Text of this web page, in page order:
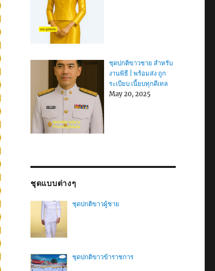
ชุดปกติขาวชาย สำหรับ
งานพิธี | พร้อมส่ง ถูก
ระเบียบ เนี้ยบทุกดีเทล
May 20, 2025
ชุดแบบต่างๆ
ชุดปกติขาวผู้ชาย
ชุดปกติขาวข้าราชการ